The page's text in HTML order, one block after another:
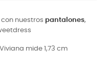
nuestros pantalones,
mide 1,73 cm